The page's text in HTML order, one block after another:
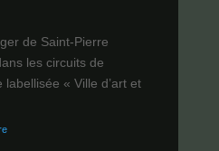
de Saint-Pierre
les circuits de
« Ville d’art et